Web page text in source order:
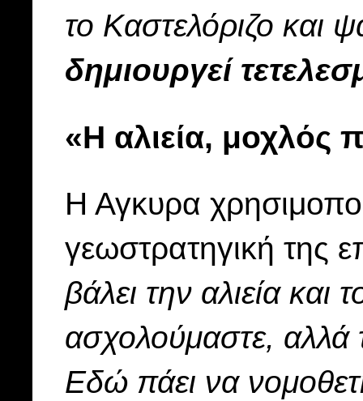
το Καστελόριζο και
δημιουργεί
«Η αλιεία, μοχλός
Η Αγκυρα
γεωστρατηγική της
βάλει την αλιεία
ασχολούμαστε, αλλά
Εδώ πάει να